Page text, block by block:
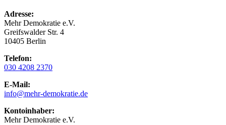
Adresse:
Mehr Demokratie e.V.
Greifswalder Str. 4
10405 Berlin
Telefon:
030 4208 2370
E-Mail:
info@mehr-demokratie.de
Kontoinhaber:
Mehr Demokratie e.V.